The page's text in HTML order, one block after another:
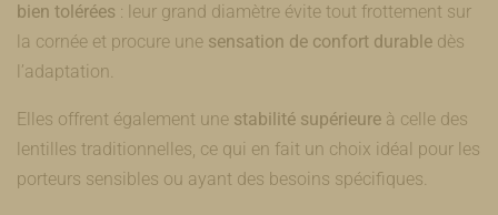
bien tolérées : leur grand diamètre évite tout frottement sur
la cornée et procure une sensation de confort durable dès
l’adaptation.
Elles offrent également une stabilité supérieure à celle des
lentilles traditionnelles, ce qui en fait un choix idéal pour les
porteurs sensibles ou ayant des besoins spécifiques.